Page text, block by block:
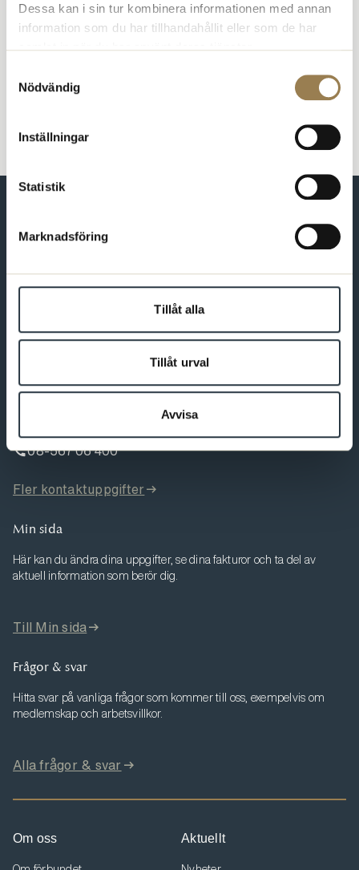
Dessa kan i sin tur kombinera informationen med annan
information som du har tillhandahållit eller som de har
samlat in när du har använt deras tjänster.
Nödvändig
Inställningar
Statistik
Marknadsföring
Tillåt alla
Tillåt urval
Avvisa
samlade kunskap, kompetens och erfarenhet.
Debatt och opinion
Bli medlem
08-567 06 400
Fler kontaktuppgifter
Min sida
Här kan du ändra dina uppgifter, se dina fakturor och ta del av
aktuell information som berör dig.
Till Min sida
Frågor & svar
Hitta svar på vanliga frågor som kommer till oss, exempelvis om
medlemskap och arbetsvillkor.
Alla frågor & svar
Om oss Aktuellt